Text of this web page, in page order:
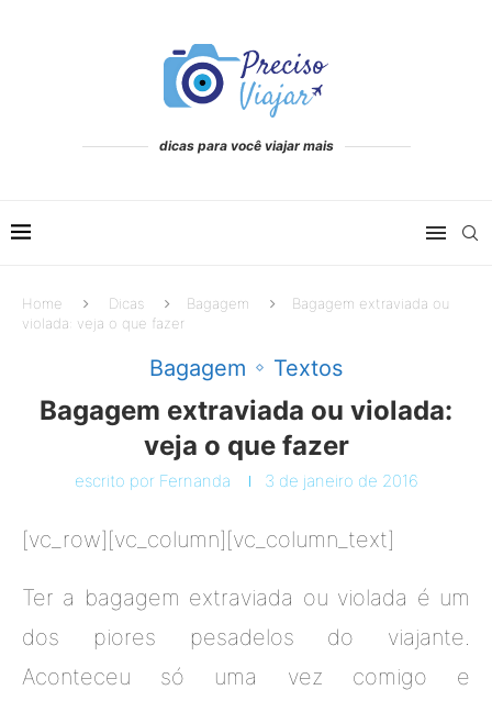
dicas para você viajar mais
Home Dicas Bagagem
Bagagem extraviada ou
violada: veja o que fazer
Bagagem Textos
Bagagem extraviada ou violada:
veja o que fazer
escrito por Fernanda 3 de janeiro de 2016
[vc_row][vc_column][vc_column_text]
Ter a bagagem extraviada ou violada é um
dos piores pesadelos do viajante.
Aconteceu só uma vez comigo e